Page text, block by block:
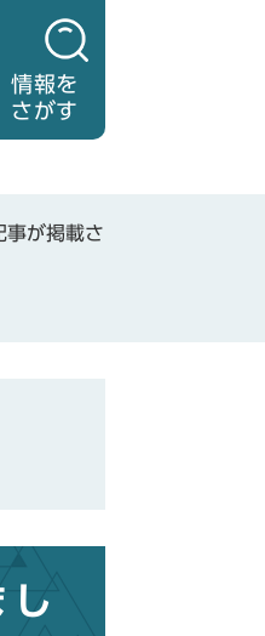
情報を
さがす
事が掲載さ
し